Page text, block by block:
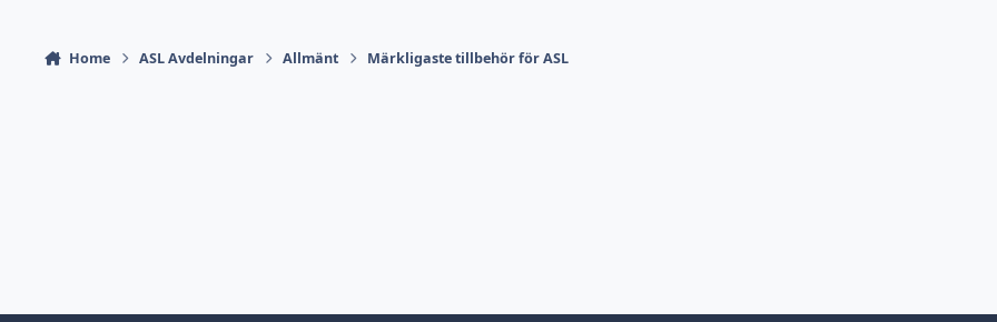
Home ASL Avdelningar Allmänt Märkligaste tillbehör för ASL